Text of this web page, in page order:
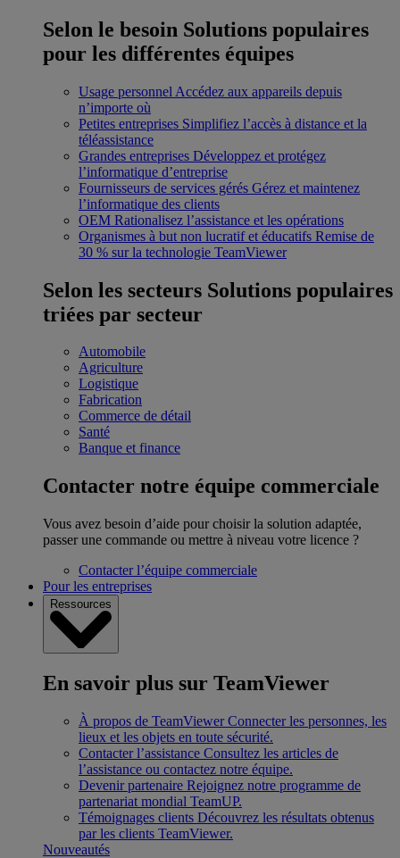
Selon le besoin Solutions populaires
pour les différentes équipes
Usage personnel Accédez aux appareils depuis
n’importe où
Petites entreprises Simplifiez l’accès à distance et la
téléassistance
Grandes entreprises Développez et protégez
l’informatique d’entreprise
Fournisseurs de services gérés Gérez et maintenez
l’informatique des clients
OEM Rationalisez l’assistance et les opérations
Organismes à but non lucratif et éducatifs Remise de
30 % sur la technologie TeamViewer
Selon les secteurs Solutions populaires
triées par secteur
Automobile
Agriculture
Logistique
Fabrication
Commerce de détail
Santé
Banque et finance
Contacter notre équipe commerciale
Vous avez besoin d’aide pour choisir la solution adaptée,
passer une commande ou mettre à niveau votre licence ?
Contacter l’équipe commerciale
Pour les entreprises
Ressources
En savoir plus sur TeamViewer
À propos de TeamViewer Connecter les personnes, les
lieux et les objets en toute sécurité.
Contacter l’assistance Consultez les articles de
l’assistance ou contactez notre équipe.
Devenir partenaire Rejoignez notre programme de
partenariat mondial TeamUP.
Témoignages clients Découvrez les résultats obtenus
par les clients TeamViewer.
Nouveautés